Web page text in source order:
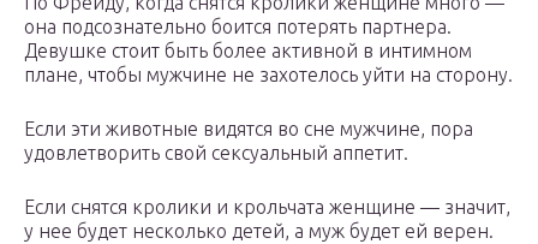
она подсознательно боится потерять партнера.
Девушке стоит быть более активной в интимном
плане, чтобы мужчине не захотелось уйти на сторону.
Если эти животные видятся во сне мужчине, пора
удовлетворить свой сексуальный аппетит.
Если снятся кролики и крольчата женщине — значит,
у нее будет несколько детей, а муж будет ей верен.